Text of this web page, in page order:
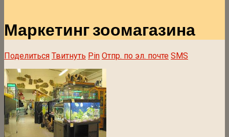
Маркетинг зоомагазина
Поделиться Твитнуть Pin Отпр. по эл. почте SMS